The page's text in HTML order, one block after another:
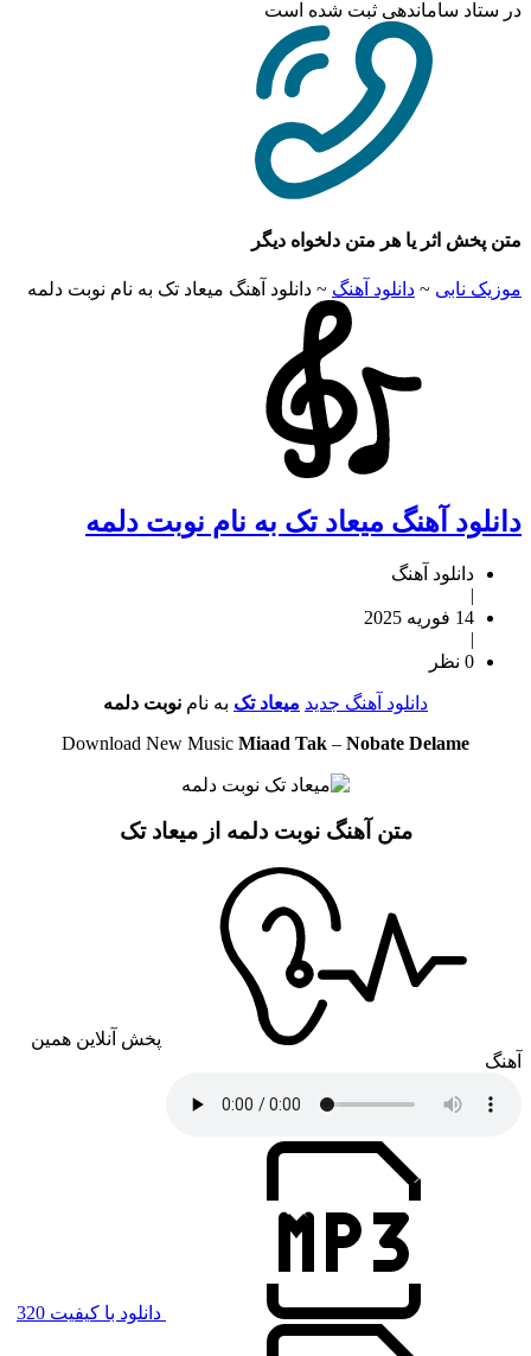
در ستاد ساماندهی ثبت شده است
متن پخش اثر یا هر متن دلخواه دیگر
موزیک نابی ~ دانلود آهنگ ~ دانلود آهنگ میعاد تک به نام نوبت دلمه
دانلود آهنگ میعاد تک به نام نوبت دلمه
دانلود آهنگ
|
14 فوریه 2025
|
0 نظر
دانلود آهنگ جدید میعاد تک به نام نوبت دلمه
Download New Music Miaad Tak – Nobate Delame
متن آهنگ نوبت دلمه از میعاد تک
پخش آنلاین همین
آهنگ
دانلود با کیفیت 320